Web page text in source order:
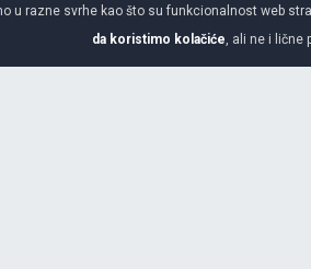
u razne svrhe kao što su funkcionalnost web
da koristimo kolačiće , ali ne i lične